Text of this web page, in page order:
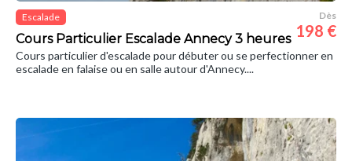
Escalade
Cours Particulier Escalade Annecy 3 heures
Dès
198 €
Cours particulier d'escalade pour débuter ou se perfectionner en
escalade en falaise ou en salle autour d'Annecy....